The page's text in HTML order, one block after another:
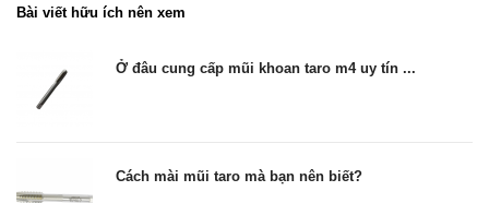
Bài viết hữu ích nên xem
Ở đâu cung cấp mũi khoan taro m4 uy tín ...
Cách mài mũi taro mà bạn nên biết?